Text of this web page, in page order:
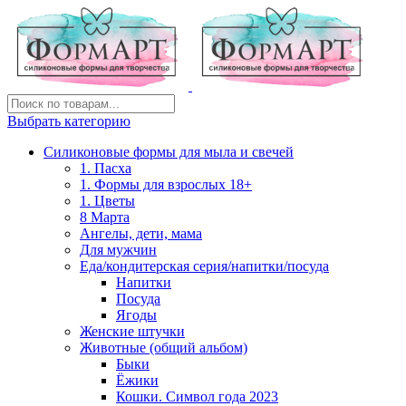
Выбрать категорию
Силиконовые формы для мыла и свечей
1. Пасха
1. Формы для взрослых 18+
1. Цветы
8 Марта
Ангелы, дети, мама
Для мужчин
Еда/кондитерская серия/напитки/посуда
Напитки
Посуда
Ягоды
Женские штучки
Животные (общий альбом)
Быки
Ёжики
Кошки. Символ года 2023